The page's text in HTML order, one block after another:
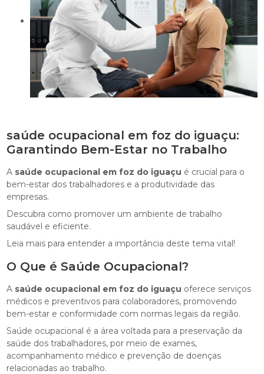
saúde ocupacional em foz do iguaçu:
Garantindo Bem-Estar no Trabalho
A saúde ocupacional em foz do iguaçu é crucial para o
bem-estar dos trabalhadores e a produtividade das
empresas.
Descubra como promover um ambiente de trabalho
saudável e eficiente.
Leia mais para entender a importância deste tema vital!
O Que é Saúde Ocupacional?
A saúde ocupacional em foz do iguaçu oferece serviços
médicos e preventivos para colaboradores, promovendo
bem-estar e conformidade com normas legais da região.
Saúde ocupacional é a área voltada para a preservação da
saúde dos trabalhadores, por meio de exames,
acompanhamento médico e prevenção de doenças
relacionadas ao trabalho.